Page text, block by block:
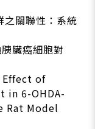
之關聯性：系統
臟癌細胞對
of
in 6-OHDA-
Rat Model